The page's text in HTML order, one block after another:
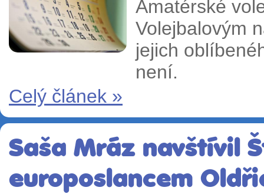
Amatérské
Volejbalovým
jejich
není.
Celý článek »
Saša Mráz navštívil
europoslancem